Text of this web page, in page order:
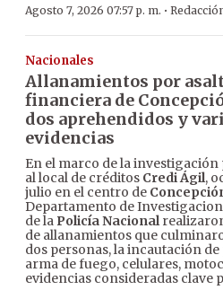
Agosto 7, 2026 07:57 p. m. ·
Nacionales
Allanamientos por
financiera de
dos aprehendidos y
evidencias
En el marco de la investigación
al local de créditos Credi Ágil,
julio en el centro de
Departamento de
de la Policía Nacional
de allanamientos que
dos personas, la incautación
arma de fuego, celulares,
evidencias consideradas clave